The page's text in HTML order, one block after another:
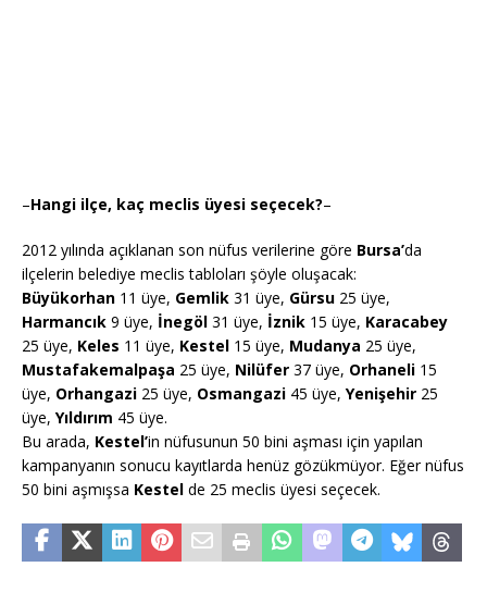
–Hangi ilçe, kaç meclis üyesi seçecek?–
2012 yılında açıklanan son nüfus verilerine göre Bursa’da
ilçelerin belediye meclis tabloları şöyle oluşacak:
Büyükorhan 11 üye, Gemlik 31 üye, Gürsu 25 üye,
Harmancık 9 üye, İnegöl 31 üye, İznik 15 üye, Karacabey
25 üye, Keles 11 üye, Kestel 15 üye, Mudanya 25 üye,
Mustafakemalpaşa 25 üye, Nilüfer 37 üye, Orhaneli 15
üye, Orhangazi 25 üye, Osmangazi 45 üye, Yenişehir 25
üye, Yıldırım 45 üye.
Bu arada, Kestel’in nüfusunun 50 bini aşması için yapılan
kampanyanın sonucu kayıtlarda henüz gözükmüyor. Eğer nüfus
50 bini aşmışsa Kestel de 25 meclis üyesi seçecek.